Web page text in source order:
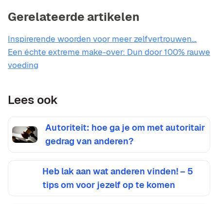
Gerelateerde artikelen
Inspirerende woorden voor meer zelfvertrouwen…
Een échte extreme make-over: Dun door 100% rauwe
voeding
Lees ook
Autoriteit: hoe ga je om met autoritair
gedrag van anderen?
Heb lak aan wat anderen vinden! – 5
tips om voor jezelf op te komen